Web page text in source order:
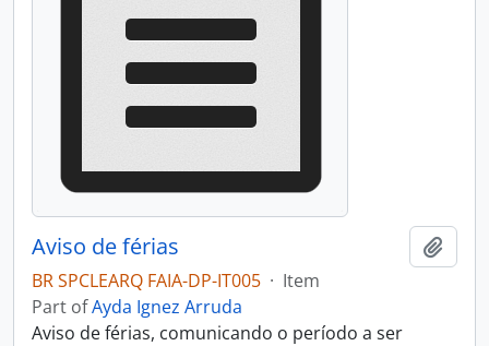
Aviso de férias
BR SPCLEARQ FAIA-DP-IT005 · Item
Part ofAyda Ignez Arruda
Aviso de férias, comunicando o período a ser